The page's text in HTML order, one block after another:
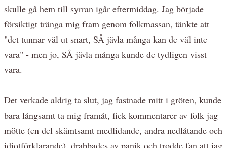
skulle gå hem till syrran igår eftermiddag. Jag började
försiktigt tränga mig fram genom folkmassan, tänkte att
"det tunnar väl ut snart, SÅ jävla många kan de väl inte
vara" - men jo, SÅ jävla många kunde de tydligen visst
vara.
Det verkade aldrig ta slut, jag fastnade mitt i gröten, kunde
bara långsamt ta mig framåt, fick kommentarer av folk jag
mötte (en del skämtsamt medlidande, andra nedlåtande och
idiotförklarande), drabbades av panik och trodde fan att jag